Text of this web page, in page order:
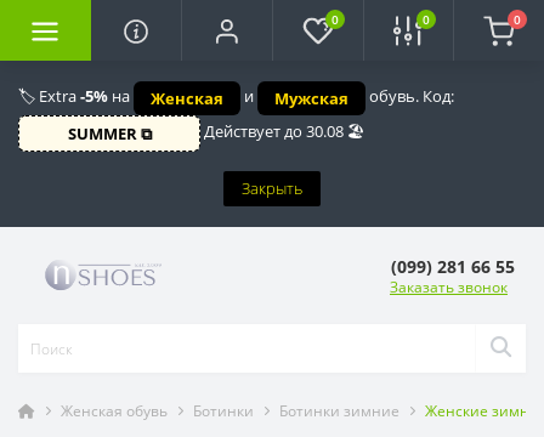
🏷️ Extra-5% на Женская и Мужская
обувь. Код:
SUMMER ⧉
Действует до 30.08 🏖️
Закрыть
0 0 0
(099) 281 66 55
Заказать звонок
Женская обувь Ботинки Ботинки зимние Женские